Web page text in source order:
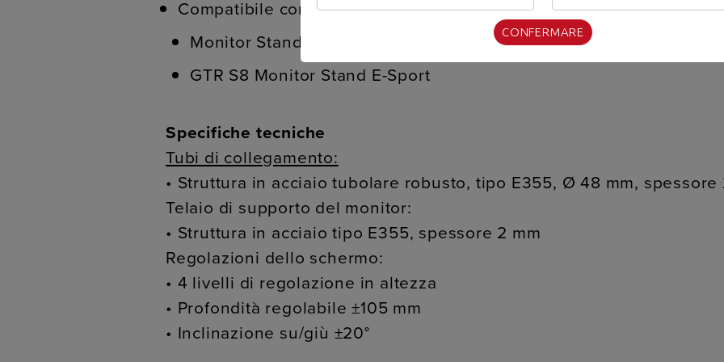
Compatibile con:
Monitor Stand GTR S3/S8 – GTR S3/S8 White
GTR S8 Monitor Stand E-Sport
Specifiche tecniche
Tubi di collegamento:
• Struttura in acciaio tubolare robusto, tipo E355, Ø 48 mm, spessore
Telaio di supporto del monitor:
• Struttura in acciaio tipo E355, spessore 2 mm
Regolazioni dello schermo:
• 4 livelli di regolazione in altezza
• Profondità regolabile ±105 mm
• Inclinazione su/giù ±20°
CONFERMARE